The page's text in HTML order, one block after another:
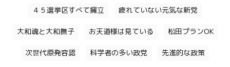
４５選挙区すべて擁立 疲れていない元気な新党
大和魂と大和撫子 お天道様は見ている 松田プランOK
次世代原発容認 科学者の多い政党 先進的な政策